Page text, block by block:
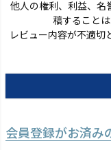
他人の権利、利益、名
稿すること
レビュー内容が不適切
会員登録がお済み